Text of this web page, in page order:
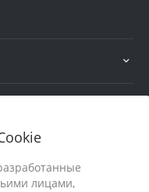
лицами,